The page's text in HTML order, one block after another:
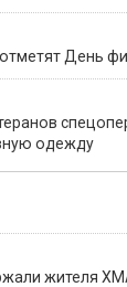
День
одежду
жителя